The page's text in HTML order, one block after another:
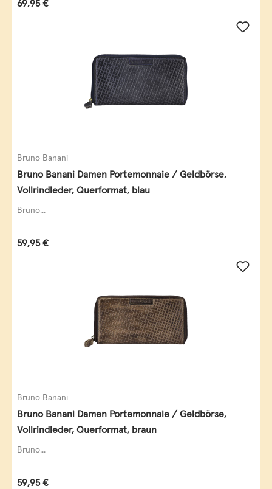
69,95 €
Bruno Banani
Bruno Banani Damen Portemonnaie / Geldbörse,
Vollrindleder, Querformat, blau
Bruno...
Regulärer Preis:
59,95 €
Bruno Banani
Bruno Banani Damen Portemonnaie / Geldbörse,
Vollrindleder, Querformat, braun
Bruno...
Regulärer Preis:
59,95 €